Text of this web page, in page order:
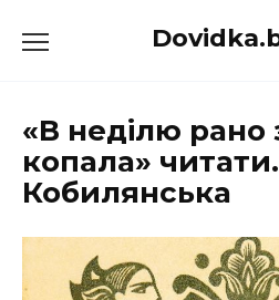
до
«В неділю рано
копала»
Кобилянська